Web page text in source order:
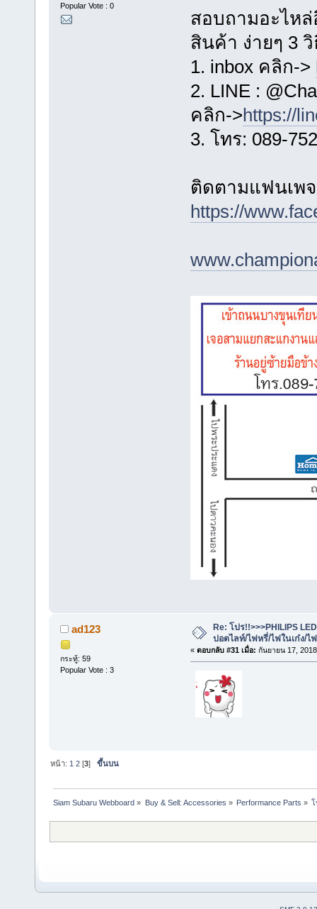
Popular Vote : 0
สอบถามอะไห
สินค้า ง่ายๆ 3
1. inbox คลิก->
2. LINE :
คลิก->https://
3. โทร: 089-
ติดตามแฟนเพ
https://
ad123
กระทู้: 59
Popular Vote : 3
Re: โปร!!>>>PHILIPS
ปอตไลท์/ไฟหรี่/ไฟในเก๋ง/ไ
« ตอบกลับ #31 เมื่อ: กันยายน 17,
หน้า: 1 2 [3]ขึ้นบน
Siam Subaru Webboard » Buy & Sell: Accessories » Performance Parts » โ